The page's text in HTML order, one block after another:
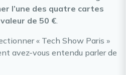
l’une des quatre cartes
de 50 €
« Tech Show Paris »
avez-vous entendu parler de